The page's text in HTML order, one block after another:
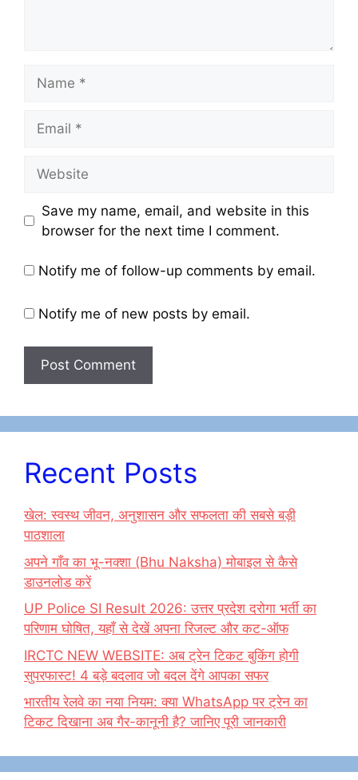
Save my name, email, and website in this
browser for the next time I comment.
Notify me of follow-up comments by email.
Notify me of new posts by email.
Recent Posts
खेल: स्वस्थ जीवन, अनुशासन और सफलता की सबसे बड़ी
पाठशाला
अपने गाँव का भू-नक्शा (Bhu Naksha) मोबाइल से कैसे
डाउनलोड करें
UP Police SI Result 2026: उत्तर प्रदेश दरोगा भर्ती का
परिणाम घोषित, यहाँ से देखें अपना रिजल्ट और कट-ऑफ
IRCTC NEW WEBSITE: अब ट्रेन टिकट बुकिंग होगी
सुपरफास्ट! 4 बड़े बदलाव जो बदल देंगे आपका सफर
भारतीय रेलवे का नया नियम: क्या WhatsApp पर ट्रेन का
टिकट दिखाना अब गैर-कानूनी है? जानिए पूरी जानकारी